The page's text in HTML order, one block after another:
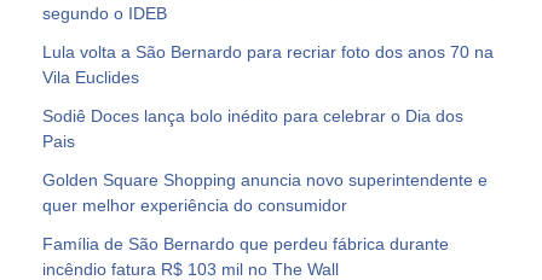
segundo o IDEB
Lula volta a São Bernardo para recriar foto dos anos 70 na
Vila Euclides
Sodiê Doces lança bolo inédito para celebrar o Dia dos
Pais
Golden Square Shopping anuncia novo superintendente e
quer melhor experiência do consumidor
Família de São Bernardo que perdeu fábrica durante
incêndio fatura R$ 103 mil no The Wall